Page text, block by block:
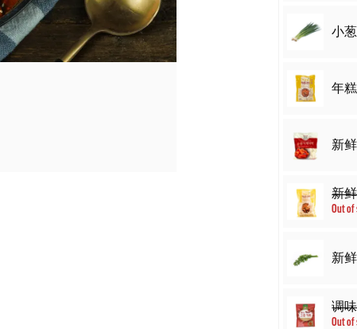
小
年糕
新鲜
新鲜
Out of
新
调
Out of